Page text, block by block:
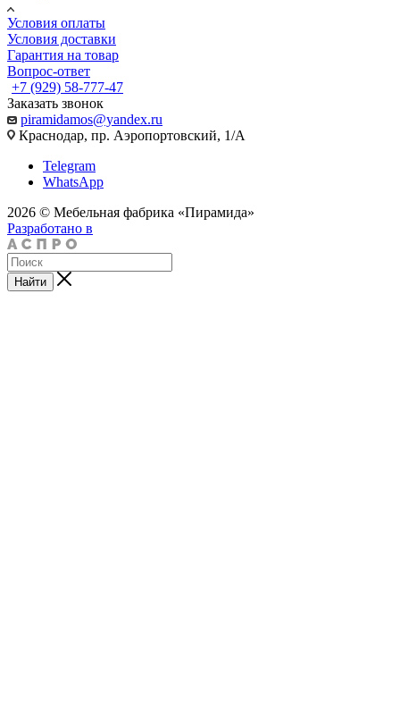
Условия оплаты
Условия доставки
Гарантия на товар
Вопрос-ответ
+7 (929) 58-777-47
Заказать звонок
piramidamos@yandex.ru
Краснодар, пр. Аэропортовский, 1/А
Telegram
WhatsApp
2026 © Мебельная фабрика «Пирамида»
Разработано в
Найти